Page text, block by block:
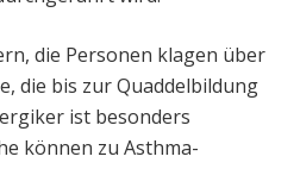
die Personen klagen über
die bis zur Quaddelbildung
ist besonders
können zu Asthma-